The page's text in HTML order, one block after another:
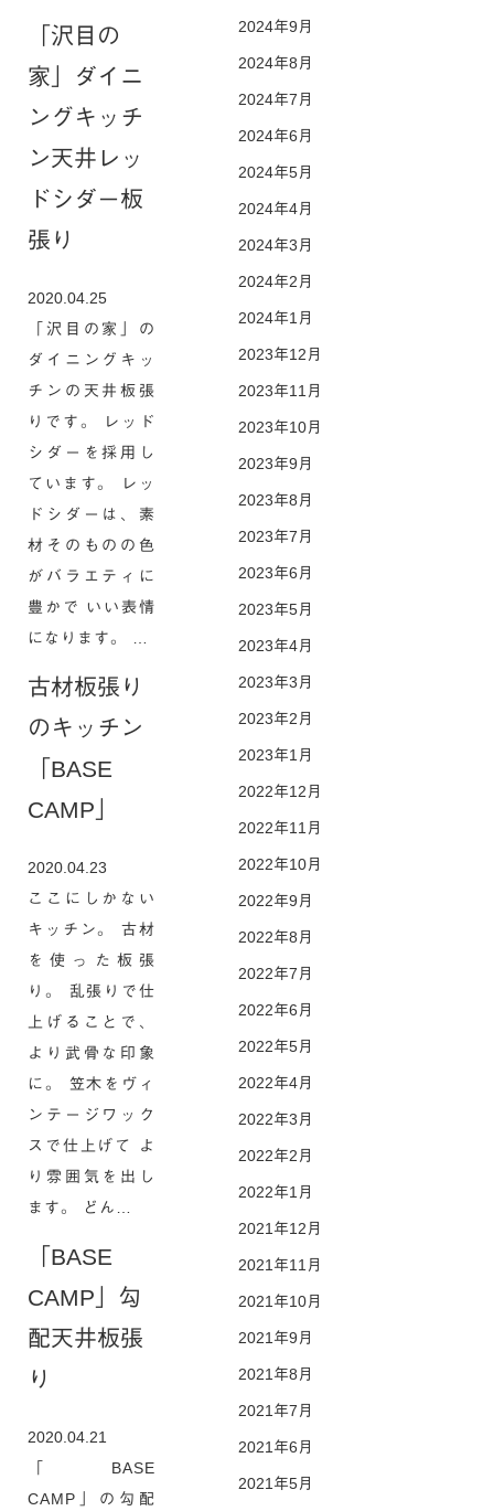
「沢目の
家」ダイニ
ングキッチ
ン天井レッ
ドシダー板
張り
2020.04.25
「沢目の家」の
ダイニングキッ
チンの天井板張
りです。 レッド
シダーを採用し
ています。 レッ
ドシダーは、素
材そのものの色
がバラエティに
豊かで いい表情
になります。 …
古材板張り
のキッチン
「BASE
CAMP」
2020.04.23
ここにしかない
キッチン。 古材
を使った板張
り。 乱張りで仕
上げることで、
より武骨な印象
に。 笠木をヴィ
ンテージワック
スで仕上げて よ
り雰囲気を出し
ます。 どん…
「BASE
CAMP」勾
配天井板張
り
2020.04.21
「BASE
CAMP」の勾配
2024年9月
2024年8月
2024年7月
2024年6月
2024年5月
2024年4月
2024年3月
2024年2月
2024年1月
2023年12月
2023年11月
2023年10月
2023年9月
2023年8月
2023年7月
2023年6月
2023年5月
2023年4月
2023年3月
2023年2月
2023年1月
2022年12月
2022年11月
2022年10月
2022年9月
2022年8月
2022年7月
2022年6月
2022年5月
2022年4月
2022年3月
2022年2月
2022年1月
2021年12月
2021年11月
2021年10月
2021年9月
2021年8月
2021年7月
2021年6月
2021年5月